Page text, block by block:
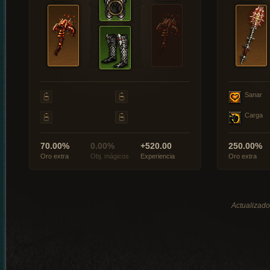
70.00%
Oro extra
0.00%
Obj. mágicos
+520.00
Experiencia
Sanar
Carga
250.00%
Oro extra